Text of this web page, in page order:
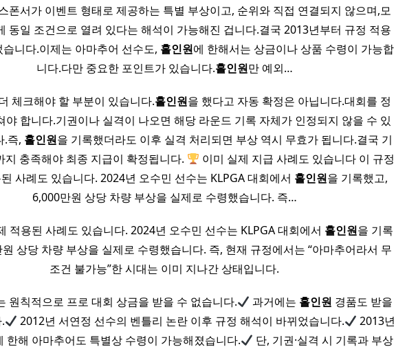
폰서가 이벤트 형태로 제공하는 특별 부상이고, 순위와 직접 연결되지 않으며,모
동일 조건으로 열려 있다는 해석이 가능해진 겁니다.결국 2013년부터 규정 적용
니다.이제는 아마추어 선수도, 홀인원에 한해서는 상금이나 상품 수령이 가능합
니다.다만 중요한 포인트가 있습니다.홀인원만 예외…
체크해야 할 부분이 있습니다.홀인원을 했다고 자동 확정은 아닙니다.대회를 정
야 합니다.기권이나 실격이 나오면 해당 라운드 기록 자체가 인정되지 않을 수 있
.즉, 홀인원을 기록했더라도 이후 실격 처리되면 부상 역시 무효가 됩니다.결국 기
지 충족해야 최종 지급이 확정됩니다.
이미 실제 지급 사례도 있습니다 ​이 규정
사례도 있습니다. 2024년 오수민 선수는 KLPGA 대회에서 홀인원을 기록했고,
6,000만원 상당 차량 부상을 실제로 수령했습니다. 즉…
적용된 사례도 있습니다. 2024년 오수민 선수는 KLPGA 대회에서 홀인원을 기록
상당 차량 부상을 실제로 수령했습니다. 즉, 현재 규정에서는 “아마추어라서 무
조건 불가능”한 시대는 이미 지나간 상태입니다.
원칙적으로 프로 대회 상금을 받을 수 없습니다. 과거에는 홀인원 경품도 받을
2012년 서연정 선수의 벤틀리 논란 이후 규정 해석이 바뀌었습니다.
2013년
한해 아마추어도 특별상 수령이 가능해졌습니다.
단, 기권·실격 시 기록과 부상